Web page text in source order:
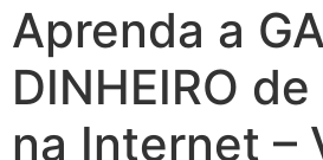
Aprenda a
DINHEIRO
na Internet –